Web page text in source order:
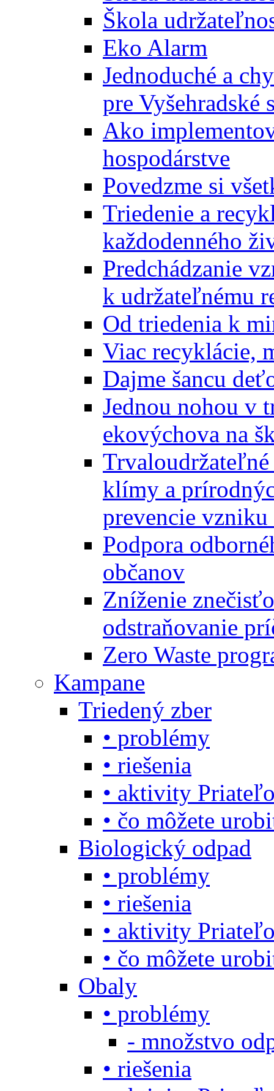
Škola
Eko Alarm
Jednoduché a
pre Vyšehradské
Ako
hospodárstve
Povedzme si
Triedenie a
každodenného
Predchádzanie
k udržateľnému
Od triedenia k
Viac recyklácie,
Dajme šancu
Jednou nohou v
ekovýchova na
klímy a
prevencie vzniku
Podpora
občanov
Zníženie
odstraňovanie
Zero Waste
Kampane
Triedený zber
• problémy
• riešenia
• aktivity
• čo môžete
Biologický odpad
• problémy
• riešenia
• aktivity
• čo môžete
Obaly
• problémy
- množstvo
• riešenia